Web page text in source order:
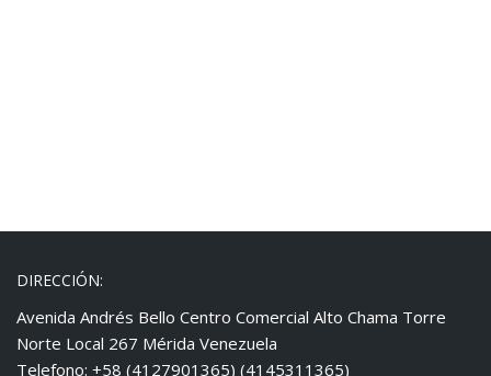
DIRECCIÓN:
Avenida Andrés Bello Centro Comercial Alto Chama Torre
Norte Local 267 Mérida Venezuela
Telefono: +58 (4127901365) (4145311365)